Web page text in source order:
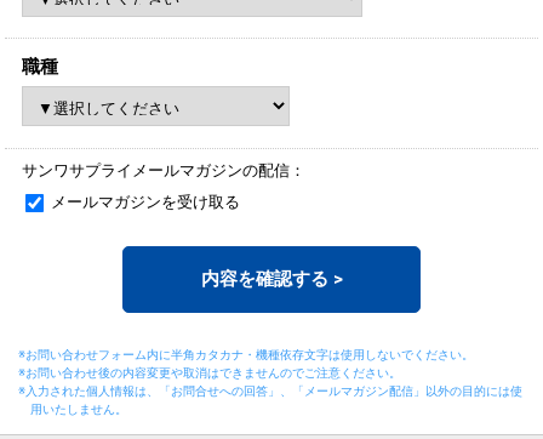
職種
サンワサプライメールマガジンの配信：
メールマガジンを受け取る
内容を確認する >
※お問い合わせフォーム内に半角カタカナ・機種依存文字は使用しないでください。
※お問い合わせ後の内容変更や取消はできませんのでご注意ください。
※入力された個人情報は、「お問合せへの回答」、「メールマガジン配信」以外の目的には使
用いたしません。